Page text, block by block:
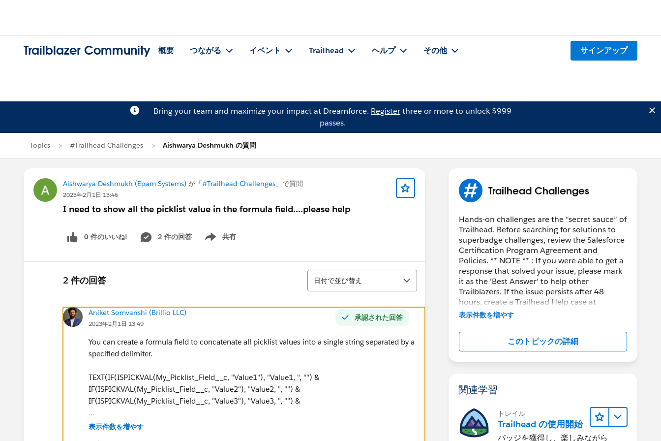
Trailblazer Community 概要 つながる イベント Trailhead ヘルプ その他 サインアップ
Bring your team and maximize your impact at Dreamforce. Registerthree or more to unlock $999
passes.
Topics #Trailhead Challenges Aishwarya Deshmukh の質問
Aishwarya Deshmukh (Epam Systems) が「#Trailhead Challenges 」で質問
2023年2月1日 13:46
I need to show all the picklist value in the formula field....please help
0 件のいいね! 2 件の回答 共有
Show menu
2 件の回答
並び替え
日付で並び替え
承認された回答
Aniket Somvanshi (Brillio LLC)
2023年2月1日 13:49
You can create a formula field to concatenate all picklist values into a single string separated by a
specified delimiter.
TEXT(IF(ISPICKVAL(My_Picklist_Field__c, "Value1"), "Value1, ", "") &
IF(ISPICKVAL(My_Picklist_Field__c, "Value2"), "Value2, ", "") &
IF(ISPICKVAL(My_Picklist_Field__c, "Value3"), "Value3, ", "") &
...
IF(ISPICKVAL(My_Picklist_Field__c, "ValueN"), "ValueN", ""))
表示件数を増やす
Trailhead Challenges
Hands-on challenges are the “secret sauce” of
Trailhead. Before searching for solutions to
superbadge challenges, review the Salesforce
Certification Program Agreement and
Policies. ** NOTE ** : If you were able to get a
response that solved your issue, please mark
it as the 'Best Answer' to help other
Trailblazers. If the issue persists after 48
hours, create a Trailhead Help case at
https://help.salesforce.com/s/support
表示件数を増やす
このトピックの詳細
関連学習
トレイル
Trailhead の使用開始
バッジを獲得し、楽しみながら